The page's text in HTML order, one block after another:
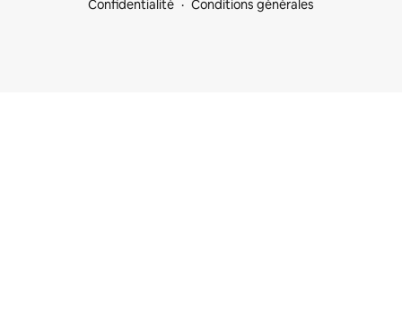
Confidentialité Conditions générales